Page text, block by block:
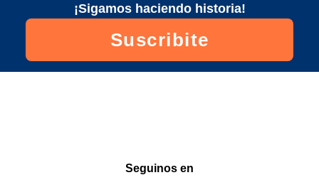
¡Sigamos haciendo historia!
Suscribite
Seguinos en